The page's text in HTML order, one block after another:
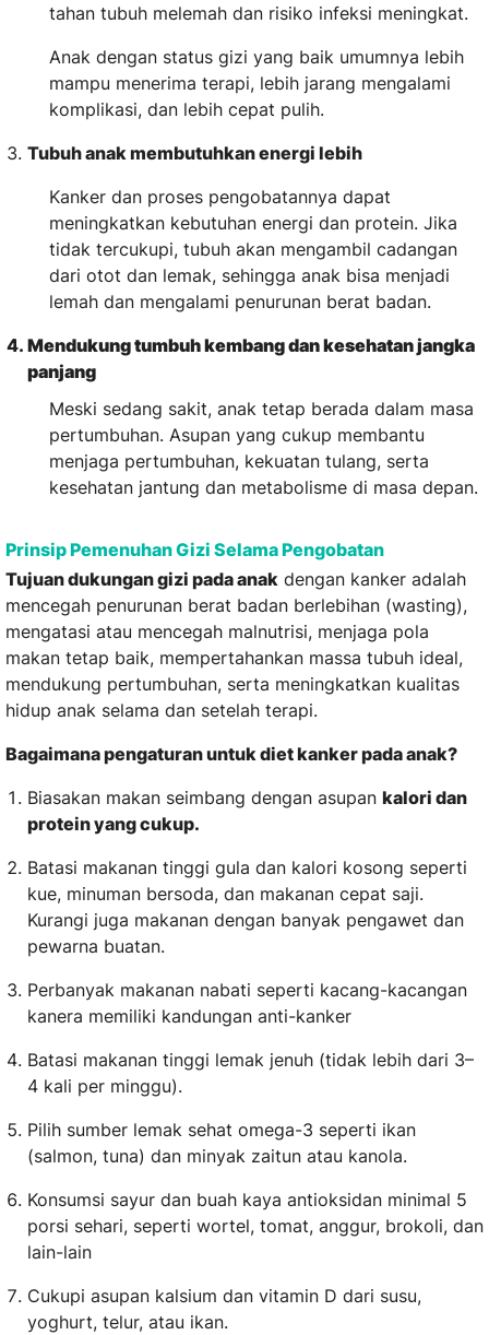
tahan tubuh melemah dan risiko infeksi meningkat.
Anak dengan status gizi yang baik umumnya lebih
mampu menerima terapi, lebih jarang mengalami
komplikasi, dan lebih cepat pulih.
Tubuh anak membutuhkan energi lebih
Kanker dan proses pengobatannya dapat
meningkatkan kebutuhan energi dan protein. Jika
tidak tercukupi, tubuh akan mengambil cadangan
dari otot dan lemak, sehingga anak bisa menjadi
lemah dan mengalami penurunan berat badan.
Mendukung tumbuh kembang dan kesehatan jangka
panjang
Meski sedang sakit, anak tetap berada dalam masa
pertumbuhan. Asupan yang cukup membantu
menjaga pertumbuhan, kekuatan tulang, serta
kesehatan jantung dan metabolisme di masa depan.
Prinsip Pemenuhan Gizi Selama Pengobatan
Tujuan dukungan gizi pada anak dengan kanker adalah
mencegah penurunan berat badan berlebihan (wasting),
mengatasi atau mencegah malnutrisi, menjaga pola
makan tetap baik, mempertahankan massa tubuh ideal,
mendukung pertumbuhan, serta meningkatkan kualitas
hidup anak selama dan setelah terapi.
Bagaimana pengaturan untuk diet kanker pada anak?
Biasakan makan seimbang dengan asupan kalori dan
protein yang cukup.
Batasi makanan tinggi gula dan kalori kosong seperti
kue, minuman bersoda, dan makanan cepat saji.
Kurangi juga makanan dengan banyak pengawet dan
pewarna buatan.
Perbanyak makanan nabati seperti kacang-kacangan
kanera memiliki kandungan anti-kanker
Batasi makanan tinggi lemak jenuh (tidak lebih dari 3–
4 kali per minggu).
Pilih sumber lemak sehat omega-3 seperti ikan
(salmon, tuna) dan minyak zaitun atau kanola.
Konsumsi sayur dan buah kaya antioksidan minimal 5
porsi sehari, seperti wortel, tomat, anggur, brokoli, dan
lain-lain
Cukupi asupan kalsium dan vitamin D dari susu,
yoghurt, telur, atau ikan.